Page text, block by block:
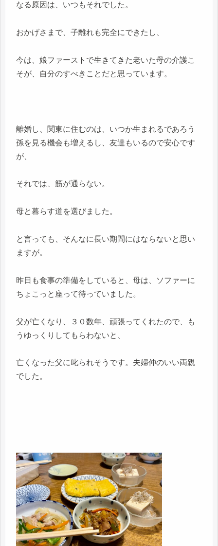
なる原因は、いつもそれでした。
おかげさまで、子離れも完全にできたし、
今は、娘ファーストで生きてきた老いた母の介護こ
そが、自分のすべきことだと思っています。
離婚し、関東に住むのは、いつか生まれるであろう
孫を見る機会も増えるし、友達もいるので安心です
が、
それでは、筋が通らない。
母と暮らす道を選びました。
と言っても、そんなに長い期間にはならないと思い
ますが。
昨日も食事の準備をしていると、母は、ソファーに
ちょこっと座って待っていました。
父が亡くなり、３０数年、頑張ってくれたので、も
うゆっくりしてもらわないと、
亡くなった父に叱られそうです。夫婦仲のいい両親
でした。